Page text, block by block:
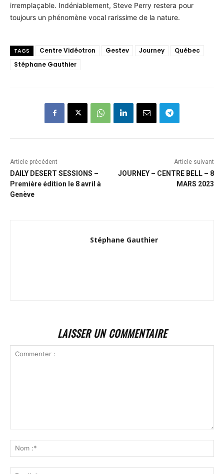
irremplaçable. Indéniablement, Steve Perry restera pour
toujours un phénomène vocal rarissime de la nature.
TAGS Centre Vidéotron Gestev Journey
Québec
Stéphane Gauthier
Article précédent
DAILY DESERT SESSIONS –
Première édition le 8 avril à
Genève
Article suivant
JOURNEY – CENTRE BELL – 8
MARS 2023
Stéphane Gauthier
LAISSER UN COMMENTAIRE
:*